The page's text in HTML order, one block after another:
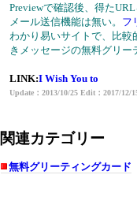
Previewで確認後、得た
メール送信機能は無い。 フ
わかり易いサイトで、比較
きメッセージの無料グリー
LINK:I Wish You to
Update：2013/10/25 Edit：2017/12/
関連カテゴリー
無料グリーティングカード